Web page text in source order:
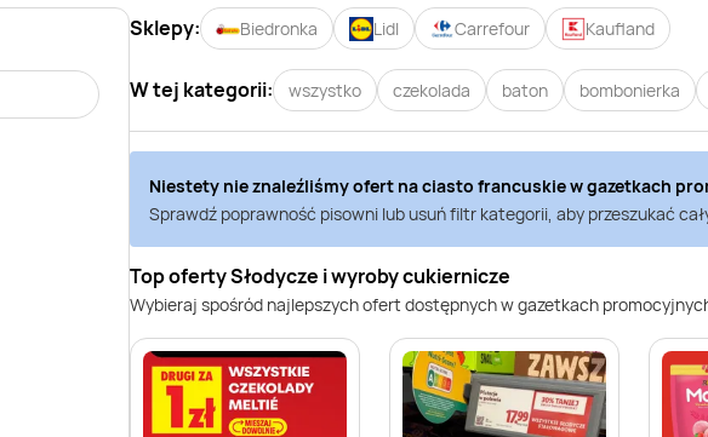
Sklepy: Biedronka Lidl Carrefour Kaufland
W tej kategorii: wszystko czekolada baton bombonierka
Niestety nie znaleźliśmy ofert naciasto francuskiew gazetkach
Sprawdź poprawność pisowni lub usuń filtr kategorii, aby przeszukać
Top oferty Słodycze i wyroby cukiernicze
Wybieraj spośród najlepszych ofert dostępnych w gazetkach